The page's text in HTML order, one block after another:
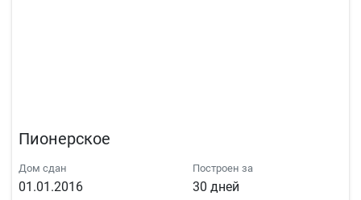
Пионерское
Дом сдан
01.01.2016
Построен за
30 дней